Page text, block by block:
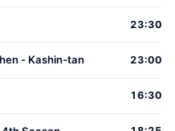
23:30
- Kashin-tan 23:00
16:30